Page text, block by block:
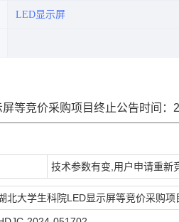
LED显示屏
等竞价采购项目终止公告时间：
技术参数有变,用户申请重新
北大学生科院LED显示屏等竞价采购项